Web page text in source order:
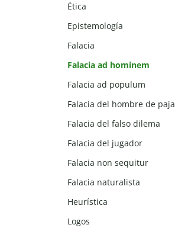
Ética
Epistemología
Falacia
Falacia ad hominem
Falacia ad populum
Falacia del hombre de paja
Falacia del falso dilema
Falacia del jugador
Falacia non sequitur
Falacia naturalista
Heurística
Logos